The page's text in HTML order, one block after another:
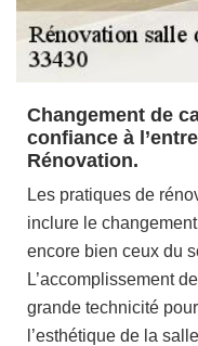
Changement de
confiance à
Rénovation.
Les pratiques de
inclure le
encore bien ceux du
L’accomplissement
grande technicité
l’esthétique de la